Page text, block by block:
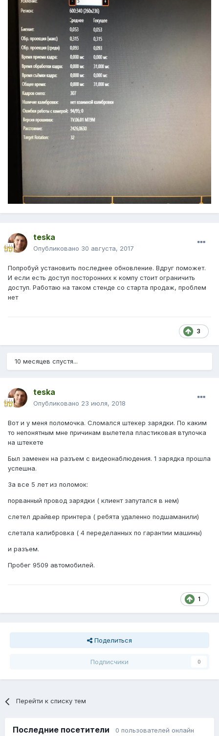
teska
Опубликовано 30 августа, 2017
Попробуй установить последнее обновление. Вдруг поможет.
И если есть доступ посторонних к компу стоит ограничить
доступ. Работаю на таком стенде со старта продаж, проблем
нет
3
10 месяцев спустя...
teska
Опубликовано 23 июля, 2018
Вот и у меня поломочка. Сломался штекер зарядки. По каким
то непонятным мне причинам вылетела пластиковая втулочка
на штекете
Был заменен на разъем с видеонаблюдения. 1 зарядка прошла
успешна.
За все 5 лет из поломок:
порванный провод зарядки ( клиент запутался в нем)
слетел драйвер принтера ( ребята удаленно подшаманили)
слетала калибровка ( 4 переделанных по гарантии машины)
и разъем.
Пробег 9509 автомобилей.
1
Поделиться
Подписчики 0
Перейти к списку тем
Последние посетители 0 пользователей онлайн